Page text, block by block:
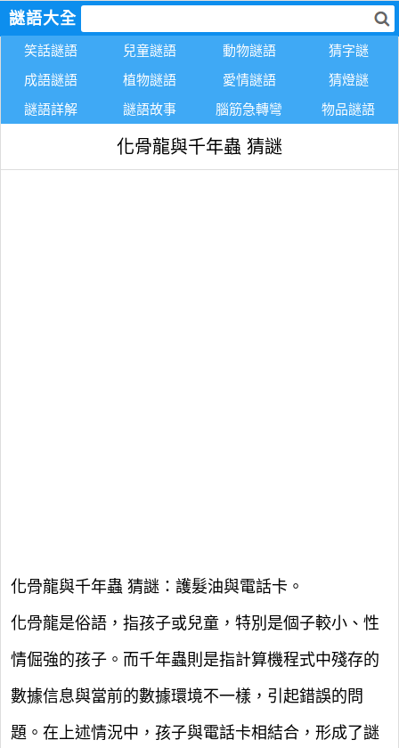
謎語大全
笑話謎語 兒童謎語 動物謎語
猜字謎
成語謎語
植物謎語 愛情謎語
猜燈謎
謎語詳解
謎語故事 腦筋急轉彎 物品謎語
化骨龍與千年蟲 猜謎
化骨龍與千年蟲 猜謎：護髮油與電話卡。
化骨龍是俗語，指孩子或兒童，特別是個子較小、性
情倔強的孩子。而千年蟲則是指計算機程式中殘存的
數據信息與當前的數據環境不一樣，引起錯誤的問
題。在上述情況中，孩子與電話卡相結合，形成了謎